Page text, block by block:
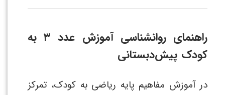
راهنمای روانشناسی آموزش عدد ۳ به
کودک پیش‌دبستانی
در آموزش مفاهیم پایه ریاضی به کودک، تمرکز